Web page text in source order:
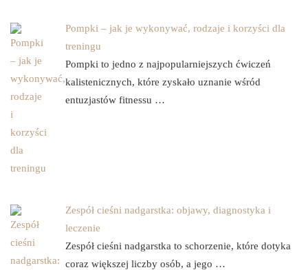
Pompki – jak je wykonywać, rodzaje i korzyści dla
treningu
Pompki to jedno z najpopularniejszych ćwiczeń
kalistenicznych, które zyskało uznanie wśród
entuzjastów fitnessu …
Zespół cieśni nadgarstka: objawy, diagnostyka i
leczenie
Zespół cieśni nadgarstka to schorzenie, które dotyka
coraz większej liczby osób, a jego …